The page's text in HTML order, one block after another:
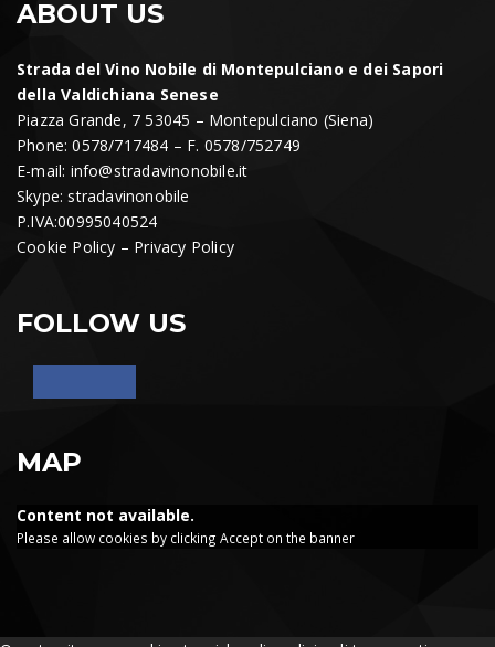
ABOUT US
Strada del Vino Nobile di Montepulciano e dei Sapori
della Valdichiana Senese
Piazza Grande, 7 53045 – Montepulciano (Siena)
Phone: 0578/717484 – F. 0578/752749
E-mail: info@stradavinonobile.it
Skype: stradavinonobile
P.IVA:00995040524
Cookie Policy – Privacy Policy
FOLLOW US
MAP
Content not available.
Please allow cookies by clicking Accept on the banner